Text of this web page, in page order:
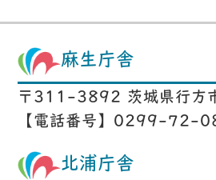
麻生庁舎
〒311-3892 茨城県行方
【電話番号】0299-72-
北浦庁舎